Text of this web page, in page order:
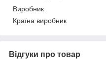
Виробник
Країна виробник
Відгуки про товар